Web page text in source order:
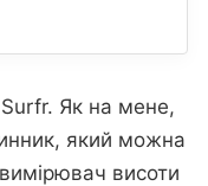
Як на мене,
який можна
висоти